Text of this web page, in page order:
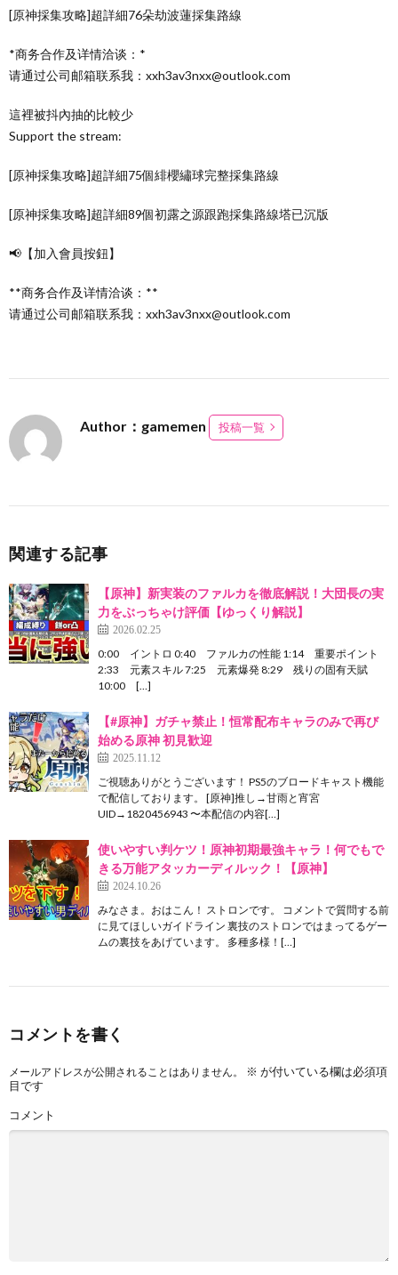
[原神採集攻略]超詳細76朵劫波蓮採集路線
*商务合作及详情洽谈：*
请通过公司邮箱联系我：xxh3av3nxx@outlook.com
這裡被抖內抽的比較少
Support the stream:
[原神採集攻略]超詳細75個緋櫻繡球完整採集路線
[原神採集攻略]超詳細89個初露之源跟跑採集路線塔已沉版
📢【加入會員按鈕】
**商务合作及详情洽谈：**
请通过公司邮箱联系我：xxh3av3nxx@outlook.com
Author：gamemen 投稿一覧
関連する記事
【原神】新実装のファルカを徹底解説！大団長の実
力をぶっちゃけ評価【ゆっくり解説】
2026.02.25
0:00 イントロ 0:40 ファルカの性能 1:14 重要ポイント
2:33 元素スキル 7:25 元素爆発 8:29 残りの固有天賦
10:00 […]
【#原神】ガチャ禁止！恒常配布キャラのみで再び
始める原神 初見歓迎
2025.11.12
ご視聴ありがとうございます！ PS5のブロードキャスト機能
で配信しております。 [原神]推し→甘雨と宵宮
UID→1820456943 〜本配信の内容[…]
使いやすい判ケツ！原神初期最強キャラ！何でもで
きる万能アタッカーディルック！【原神】
2024.10.26
みなさま。おはこん！ ストロンです。 コメントで質問する前
に見てほしいガイドライン 裏技のストロンではまってるゲー
ムの裏技をあげています。 多種多様！[…]
コメントを書く
メールアドレスが公開されることはありません。 ※ が付いている欄は必須項
目です
コメント